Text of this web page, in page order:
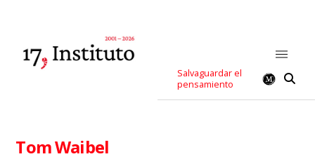
Salvaguardar el
pensamiento
Tom Waibel